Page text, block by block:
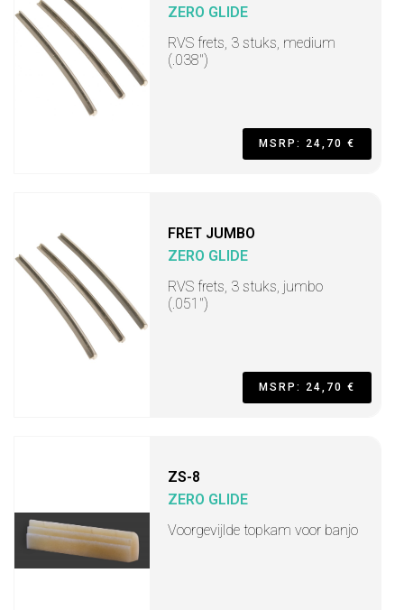
ZERO GLIDE
RVS frets, 3 stuks, medium
(.038")
MSRP: 24,70 €
FRET JUMBO
ZERO GLIDE
RVS frets, 3 stuks, jumbo
(.051")
MSRP: 24,70 €
ZS-8
ZERO GLIDE
Voorgevijlde topkam voor banjo